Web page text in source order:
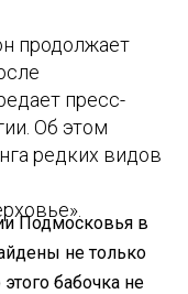
продолжает
пресс-
Об этом
редких видов
Подмосковья в
не только
бабочка не